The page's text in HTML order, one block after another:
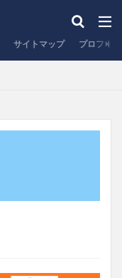
サイトマップ プロフィ